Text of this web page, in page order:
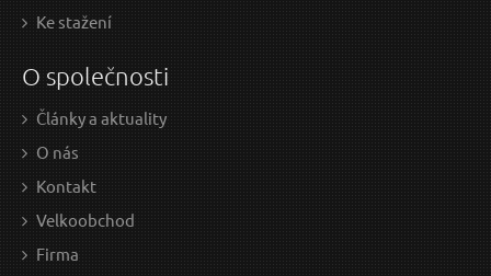
Ke stažení
O společnosti
Články a aktuality
O nás
Kontakt
Velkoobchod
Firma